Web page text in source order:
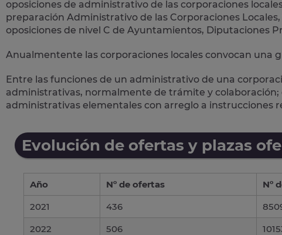
oposiciones de administrativo de las corporaciones
preparación Administrativo de las Corporaciones
oposiciones de nivel C de Ayuntamientos, Diputaciones
Anualmentente las corporaciones locales convocan una
Entre las funciones de un administrativo de una
administrativas, normalmente de trámite y
administrativas elementales con arreglo a instrucciones
Evolución de ofertas y plazas
Año Nº de ofertas
Nº
2021
436
2022
506